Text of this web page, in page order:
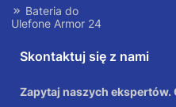
Bateria do
Ulefone Armor 24
Skontaktuj się z nami
Zapytaj naszych ekspertów.